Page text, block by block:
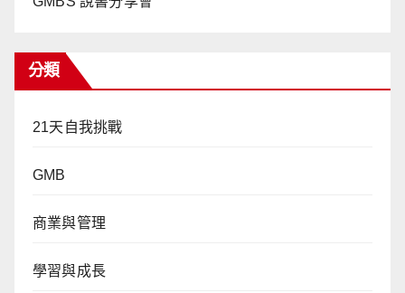
分類
21天自我挑戰
GMB
商業與管理
學習與成長